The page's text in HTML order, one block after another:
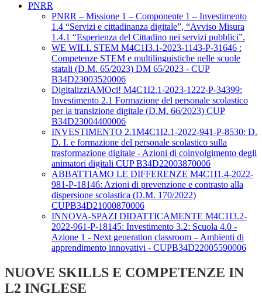
PNRR
PNRR – Missione 1 – Componente 1 – Investimento
1.4 “Servizi e cittadinanza digitale”, “Avviso Misura
1.4.1 “Esperienza del Cittadino nei servizi pubblici”.
WE WILL STEM M4C1I3.1-2023-1143-P-31646 :
Competenze STEM e multilinguistiche nelle scuole
statali (D.M. 65/2023) DM 65/2023 - CUP
B34D23003520006
DigitalizziAMOci! M4C1I2.1-2023-1222-P-34399:
Investimento 2.1 Formazione del personale scolastico
per la transizione digitale (D.M. 66/2023) CUP
B34D23004400006
INVESTIMENTO 2.1M4C1I2.1-2022-941-P-8530: D.
D. I. e formazione del personale scolastico sulla
trasformazione digitale - Azioni di coinvolgimento degli
animatori digitali CUP B34D22003870006
ABBATTIAMO LE DIFFERENZE M4C1I1.4-2022-
981-P-18146: Azioni di prevenzione e contrasto alla
dispersione scolastica (D.M. 170/2022)
CUPB34D21000870006
INNOVA-SPAZI DIDATTICAMENTE M4C1I3.2-
2022-961-P-18145: Investimento 3.2: Scuola 4.0 -
Azione 1 - Next generation classroom – Ambienti di
apprendimento innovativi - CUPB34D22005590006
NUOVE SKILLS E COMPETENZE IN
L2 INGLESE